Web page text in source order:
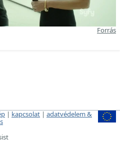
Forrás
| kapcsolat | adatvédelem &